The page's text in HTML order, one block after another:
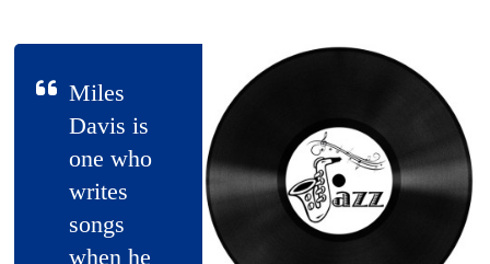
Miles
Davis is
one who
writes
songs
when he